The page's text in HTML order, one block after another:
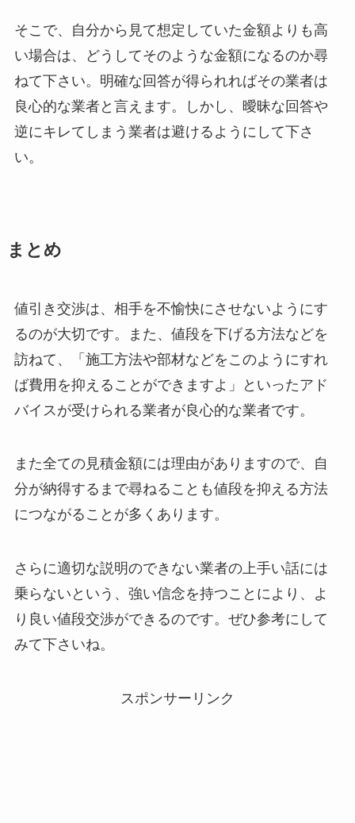
そこで、自分から見て想定していた金額よりも高
い場合は、どうしてそのような金額になるのか尋
ねて下さい。明確な回答が得られればその業者は
良心的な業者と言えます。しかし、曖昧な回答や
逆にキレてしまう業者は避けるようにして下さ
い。
まとめ
値引き交渉は、相手を不愉快にさせないようにす
るのが大切です。また、値段を下げる方法などを
訪ねて、「施工方法や部材などをこのようにすれ
ば費用を抑えることができますよ」といったアド
バイスが受けられる業者が良心的な業者です。
また全ての見積金額には理由がありますので、自
分が納得するまで尋ねることも値段を抑える方法
につながることが多くあります。
さらに適切な説明のできない業者の上手い話には
乗らないという、強い信念を持つことにより、よ
り良い値段交渉ができるのです。ぜひ参考にして
みて下さいね。
スポンサーリンク